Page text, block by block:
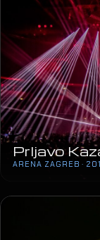
Prljavo
ARENA ZAGREB ·